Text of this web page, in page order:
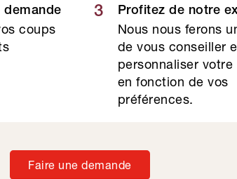
demande
coups
3 Profitez de notre
Nous nous ferons
de vous conseiller
personnaliser votre
en fonction de vos
préférences.
Faire une demande